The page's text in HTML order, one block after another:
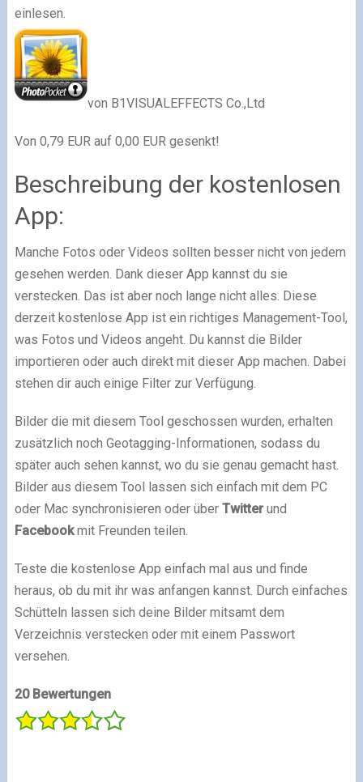
einlesen.
von B1VISUALEFFECTS Co.,Ltd
Von 0,79 EUR auf 0,00 EUR gesenkt!
Beschreibung der kostenlosen
App:
Manche Fotos oder Videos sollten besser nicht von jedem
gesehen werden. Dank dieser App kannst du sie
verstecken. Das ist aber noch lange nicht alles. Diese
derzeit kostenlose App ist ein richtiges Management-Tool,
was Fotos und Videos angeht. Du kannst die Bilder
importieren oder auch direkt mit dieser App machen. Dabei
stehen dir auch einige Filter zur Verfügung.
Bilder die mit diesem Tool geschossen wurden, erhalten
zusätzlich noch Geotagging-Informationen, sodass du
später auch sehen kannst, wo du sie genau gemacht hast.
Bilder aus diesem Tool lassen sich einfach mit dem PC
oder Mac synchronisieren oder über Twitterund
Facebookmit Freunden teilen.
Teste die kostenlose App einfach mal aus und finde
heraus, ob du mit ihr was anfangen kannst. Durch einfaches
Schütteln lassen sich deine Bilder mitsamt dem
Verzeichnis verstecken oder mit einem Passwort
versehen.
20 Bewertungen